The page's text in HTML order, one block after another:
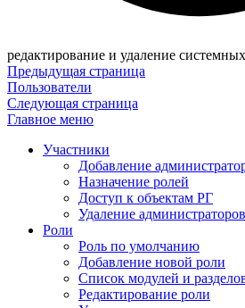
редактирование и удаление
Предыдущая страница
Пользователи
Следующая страница
Главное меню
Участники
Добавление
Назначение ролей
Доступ к объектам РГ
Удаление администраторов
Роли
Роль по умолчанию
Добавление новой роли
Список модулей и
Редактирование роли